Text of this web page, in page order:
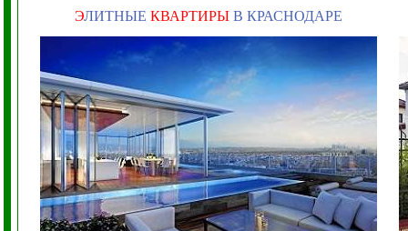
ЭЛИТНЫЕ КВАРТИРЫ В КРАСНОДАРЕ